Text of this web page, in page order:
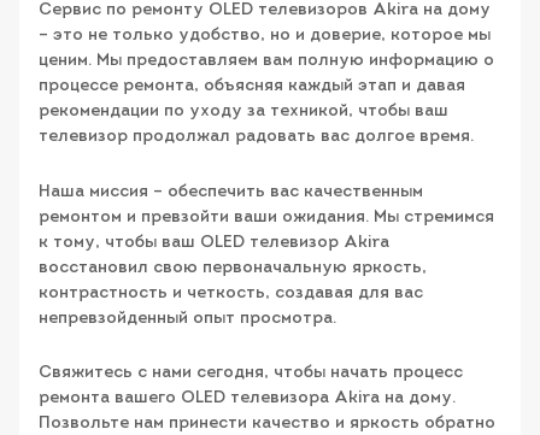
Сервис по ремонту OLED телевизоров Akira на дому
– это не только удобство, но и доверие, которое мы
ценим. Мы предоставляем вам полную информацию о
процессе ремонта, объясняя каждый этап и давая
рекомендации по уходу за техникой, чтобы ваш
телевизор продолжал радовать вас долгое время.
Наша миссия – обеспечить вас качественным
ремонтом и превзойти ваши ожидания. Мы стремимся
к тому, чтобы ваш OLED телевизор Akira
восстановил свою первоначальную яркость,
контрастность и четкость, создавая для вас
непревзойденный опыт просмотра.
Свяжитесь с нами сегодня, чтобы начать процесс
ремонта вашего OLED телевизора Akira на дому.
Позвольте нам принести качество и яркость обратно